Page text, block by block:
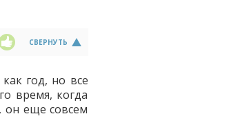
СВЕРНУТЬ
год, но все
время, когда
он еще совсем